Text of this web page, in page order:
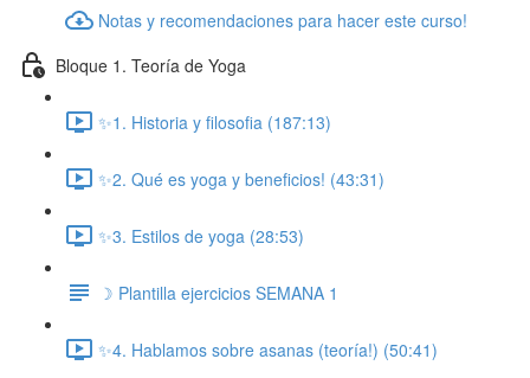
Notas y recomendaciones para hacer este curso!
Bloque 1. Teoría de Yoga
✨1. Historia y filosofia (187:13)
✨2. Qué es yoga y beneficios! (43:31)
✨3. Estilos de yoga (28:53)
☽ Plantilla ejercicios SEMANA 1
✨4. Hablamos sobre asanas (teoría!) (50:41)